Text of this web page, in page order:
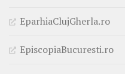
EparhiaClujGherla.ro
EpiscopiaBucuresti.ro